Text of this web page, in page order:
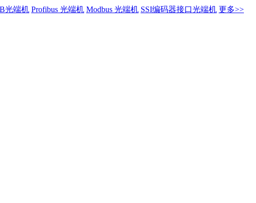
光端机 Profibus 光端机 Modbus 光端机 SSI编码器接口光端机 更多>>